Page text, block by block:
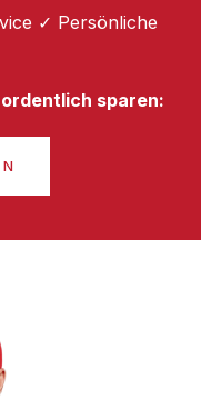
✓ Persönliche
sparen: